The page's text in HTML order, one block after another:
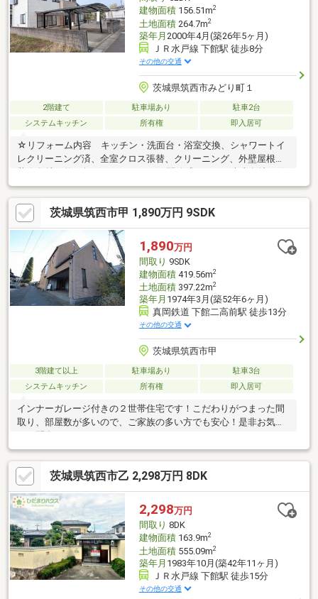
役所 約800m
建物面積156.51m2
土地面積264.7m2
築年月 2000年4月(築26年5ヶ月)
ＪＲ水戸線 下館駅 徒歩8分
その他の交通
茨城県筑西市みどり町１
2階建て 駐車場あり
駐車2台
システムキッチン
所有権 即入居可
☆リフォーム内容 キッチン・洗面台・浴室交換、シャワートイ
レクリーニング済、全室クロス張替、クリーニング、外壁屋根塗
当たりも良好です。☆室内は建物面積は156.51㎡を誇る5LDK。12
帖の和室やリビング、さらには専用の書斎まで完備された贅沢な
間取りが大きな魅力。☆吹き抜けのある明るい玄関や追焚機能付
き浴室など、快適な暮らしを支える充実の設備が整っています。
☆南東角地/駐車場2台可/簡易ガス■■■周辺施設■■■JR水戸線下館
駅 約600m下館小学校 約1.7km下館南中学校 約1.2km筑西市
役所 約800m
茨城県筑西市甲 1,890万円 9SDK
1,890万円
間取り 9SDK
建物面積419.56m2
土地面積397.22m2
築年月 1974年3月(築52年6ヶ月)
真岡鉄道 下館二高前駅 徒歩13分
その他の交通
茨城県筑西市甲
3階建て以上 駐車場あり
駐車3台
システムキッチン
所有権 即入居可
インナーガレージ付きの２世帯住宅です！こだわりがつまった間
取り、部屋数が多いので、ご家族の多い方でも安心！是非お気軽
茨城県筑西市乙 2,298万円 8DK
2,298万円
間取り 8DK
建物面積163.9m2
土地面積555.09m2
築年月 1983年10月(築42年11ヶ月)
ＪＲ水戸線 下館駅 徒歩15分
その他の交通